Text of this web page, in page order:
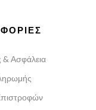
Ασφάλεια